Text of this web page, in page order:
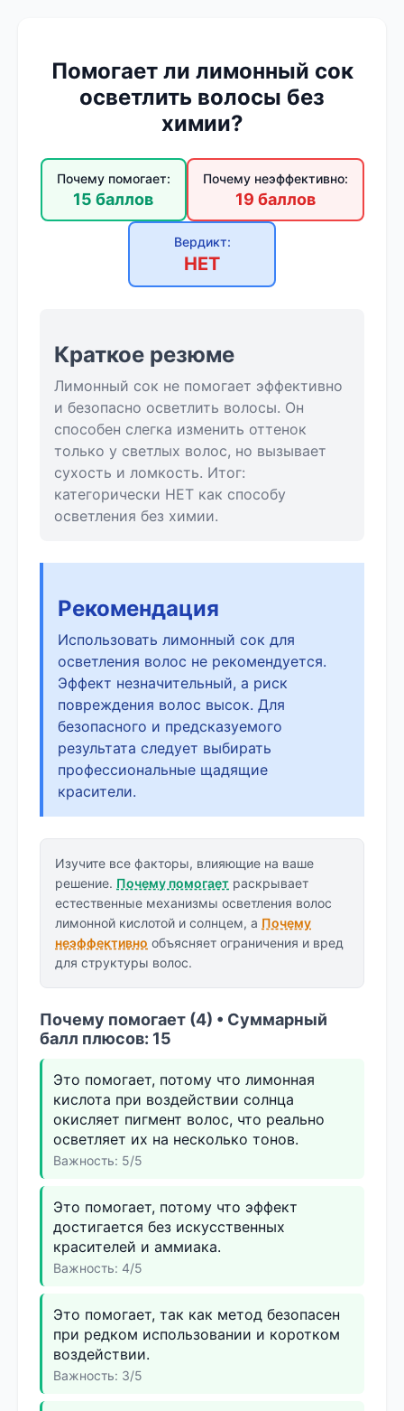
Помогает ли лимонный сок
осветлить волосы без
химии?
Почему помогает:
15 баллов
Почему неэффективно:
19 баллов
Вердикт:
НЕТ
Краткое резюме
Лимонный сок не помогает эффективно
и безопасно осветлить волосы. Он
способен слегка изменить оттенок
только у светлых волос, но вызывает
сухость и ломкость. Итог:
категорически НЕТ как способу
осветления без химии.
Рекомендация
Использовать лимонный сок для
осветления волос не рекомендуется.
Эффект незначительный, а риск
повреждения волос высок. Для
безопасного и предсказуемого
результата следует выбирать
профессиональные щадящие
красители.
Изучите все факторы, влияющие на ваше
решение. Почему помогает раскрывает
естественные механизмы осветления волос
лимонной кислотой и солнцем, а Почему
неэффективно объясняет ограничения и вред
для структуры волос.
Почему помогает (4) • Суммарный
балл плюсов: 15
Это помогает, потому что лимонная
кислота при воздействии солнца
окисляет пигмент волос, что реально
осветляет их на несколько тонов.
Важность: 5/5
Это помогает, потому что эффект
достигается без искусственных
красителей и аммиака.
Важность: 4/5
Это помогает, так как метод безопасен
при редком использовании и коротком
воздействии.
Важность: 3/5